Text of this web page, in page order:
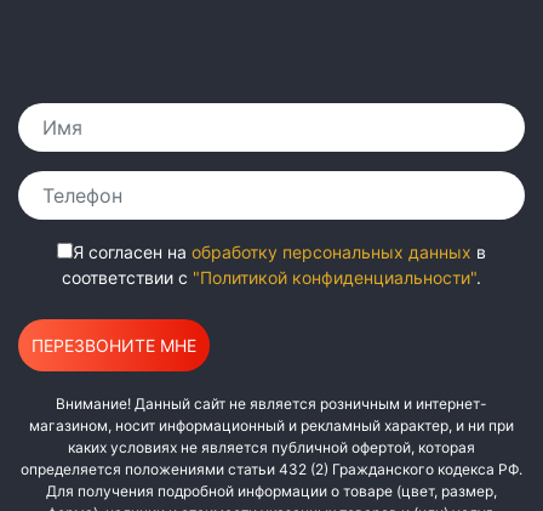
Я согласен на обработку персональных данных в
соответствии с "Политикой конфиденциальности".
Внимание! Данный сайт не является розничным и интернет-
магазином, носит информационный и рекламный характер, и ни при
каких условиях не является публичной офертой, которая
определяется положениями статьи 432 (2) Гражданского кодекса РФ.
Для получения подробной информации о товаре (цвет, размер,